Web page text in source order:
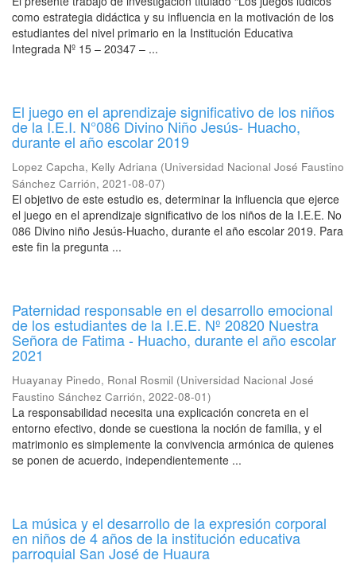
como estrategia didáctica y su influencia en la motivación de los
estudiantes del nivel primario en la Institución Educativa
Integrada Nº 15 – 20347 – ...
El juego en el aprendizaje significativo de los niños
de la I.E.I. N°086 Divino Niño Jesús- Huacho,
durante el año escolar 2019
Lopez Capcha, Kelly Adriana (Universidad Nacional José Faustino
Sánchez Carrión, 2021-08-07)
El objetivo de este estudio es, determinar la influencia que ejerce
el juego en el aprendizaje significativo de los niños de la I.E.E. No
086 Divino niño Jesús-Huacho, durante el año escolar 2019. Para
este fin la pregunta ...
Paternidad responsable en el desarrollo emocional
de los estudiantes de la I.E.E. Nº 20820 Nuestra
Señora de Fatima - Huacho, durante el año escolar
2021
Huayanay Pinedo, Ronal Rosmil (Universidad Nacional José
Faustino Sánchez Carrión, 2022-08-01)
La responsabilidad necesita una explicación concreta en el
entorno efectivo, donde se cuestiona la noción de familia, y el
matrimonio es simplemente la convivencia armónica de quienes
se ponen de acuerdo, independientemente ...
La música y el desarrollo de la expresión corporal
en niños de 4 años de la institución educativa
parroquial San José de Huaura